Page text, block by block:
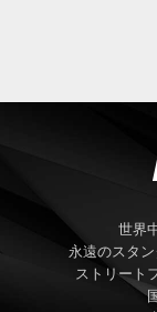
世界
永遠のスタ
ストリート